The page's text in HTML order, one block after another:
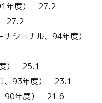
年度） 27.2
27.2
ショナル、94年度）
） 25.1
、93年度） 23.1
90年度） 21.6